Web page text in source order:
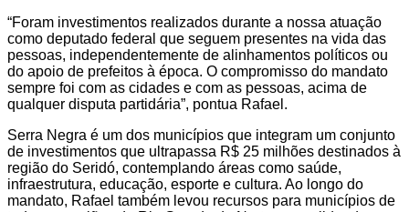
“Foram investimentos realizados durante a nossa atuação
como deputado federal que seguem presentes na vida das
pessoas, independentemente de alinhamentos políticos ou
do apoio de prefeitos à época. O compromisso do mandato
sempre foi com as cidades e com as pessoas, acima de
qualquer disputa partidária”, pontua Rafael.
Serra Negra é um dos municípios que integram um conjunto
de investimentos que ultrapassa R$ 25 milhões destinados à
região do Seridó, contemplando áreas como saúde,
infraestrutura, educação, esporte e cultura. Ao longo do
mandato, Rafael também levou recursos para municípios de